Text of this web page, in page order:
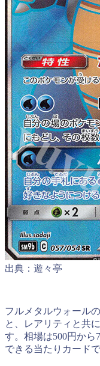
出典：遊々亭
フルメタルウォール
と、レアリティと共
す。相場は500円か
できる当たりカードで